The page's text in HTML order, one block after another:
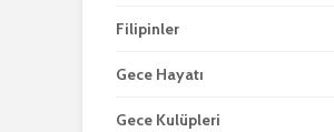
Filipinler
Gece Hayatı
Gece Kulüpleri